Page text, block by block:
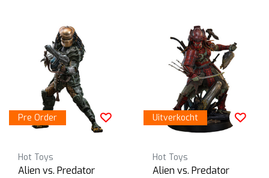
Pre Order
Hot Toys
Alien vs. Predator
Uitverkocht
Hot Toys
Alien vs. Predator